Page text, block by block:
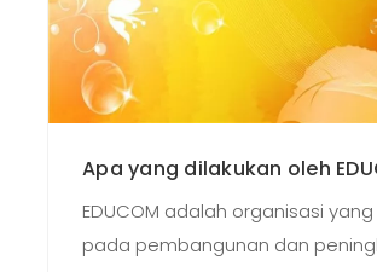
Apa yang dilakukan oleh
EDUCOM adalah organisasi
pada pembangunan dan